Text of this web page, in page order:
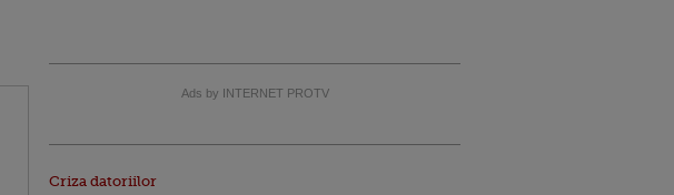
Ads by INTERNET PROTV
Criza datoriilor